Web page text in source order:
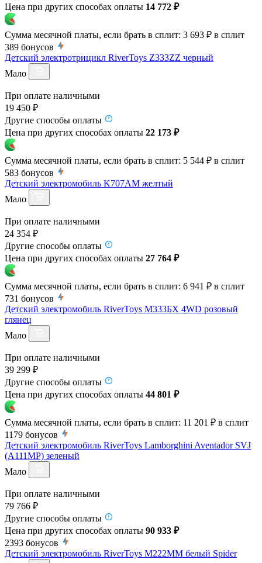
Цена при других способах оплаты 14 772 ₽
Сумма месячной платы, если брать в сплит: 3 693 ₽ в сплит
389 бонусов
Детский электротрицикл RiverToys Z333ZZ черный
Мало
При оплате наличными
19 450 ₽
Другие способы оплаты
Цена при других способах оплаты 22 173 ₽
Сумма месячной платы, если брать в сплит: 5 544 ₽ в сплит
583 бонусов
Детский электромобиль K707AM желтый
Мало
При оплате наличными
24 354 ₽
Другие способы оплаты
Цена при других способах оплаты 27 764 ₽
Сумма месячной платы, если брать в сплит: 6 941 ₽ в сплит
731 бонусов
Детский электромобиль RiverToys М333БХ 4WD розовый
глянец
Мало
При оплате наличными
39 299 ₽
Другие способы оплаты
Цена при других способах оплаты 44 801 ₽
Сумма месячной платы, если брать в сплит: 11 201 ₽ в сплит
1179 бонусов
Детский электромобиль RiverToys Lamborghini Aventador SVJ
(A111MP) зеленый
Мало
При оплате наличными
79 766 ₽
Другие способы оплаты
Цена при других способах оплаты 90 933 ₽
2393 бонусов
Детский электромобиль RiverToys M222MM белый Spider